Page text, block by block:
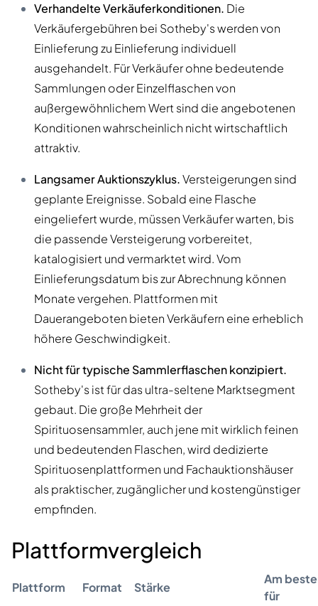
Verhandelte Verkäuferkonditionen. Die
Verkäufergebühren bei Sotheby's werden von
Einlieferung zu Einlieferung individuell
ausgehandelt. Für Verkäufer ohne bedeutende
Sammlungen oder Einzelflaschen von
außergewöhnlichem Wert sind die angebotenen
Konditionen wahrscheinlich nicht wirtschaftlich
attraktiv.
Langsamer Auktionszyklus.Versteigerungen sind
geplante Ereignisse. Sobald eine Flasche
eingeliefert wurde, müssen Verkäufer warten, bis
die passende Versteigerung vorbereitet,
katalogisiert und vermarktet wird. Vom
Einlieferungsdatum bis zur Abrechnung können
Monate vergehen. Plattformen mit
Dauerangeboten bieten Verkäufern eine erheblich
höhere Geschwindigkeit.
Nicht für typische Sammlerflaschen konzipiert.
Sotheby's ist für das ultra-seltene Marktsegment
gebaut. Die große Mehrheit der
Spirituosensammler, auch jene mit wirklich feinen
und bedeutenden Flaschen, wird dedizierte
Spirituosenplattformen und Fachauktionshäuser
als praktischer, zugänglicher und kostengünstiger
empfinden.
Plattformvergleich
Plattform Format Stärke
Am
für